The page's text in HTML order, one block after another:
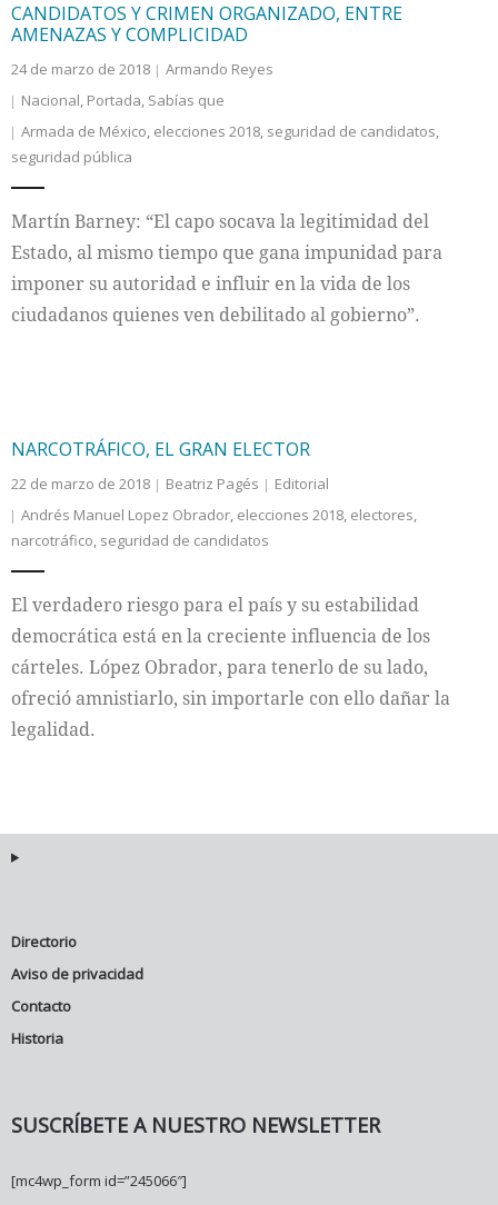
CANDIDATOS Y CRIMEN ORGANIZADO, ENTRE
AMENAZAS Y COMPLICIDAD
24 de marzo de 2018
Armando Reyes
Nacional, Portada, Sabías que
Armada de México, elecciones 2018, seguridad de candidatos,
seguridad pública
Martín Barney: “El capo socava la legitimidad del
Estado, al mismo tiempo que gana impunidad para
imponer su autoridad e influir en la vida de los
ciudadanos quienes ven debilitado al gobierno”.
NARCOTRÁFICO, EL GRAN ELECTOR
22 de marzo de 2018 Beatriz Pagés
Editorial
Andrés Manuel Lopez Obrador, elecciones 2018, electores,
narcotráfico, seguridad de candidatos
El verdadero riesgo para el país y su estabilidad
democrática está en la creciente influencia de los
cárteles. López Obrador, para tenerlo de su lado,
ofreció amnistiarlo, sin importarle con ello dañar la
legalidad.
Directorio
Aviso de privacidad
Contacto
Historia
SUSCRÍBETE A NUESTRO NEWSLETTER
[mc4wp_form id=”245066″]